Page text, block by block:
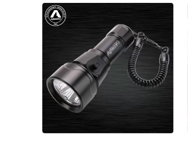
Σύστημα Φίλτρου Αέρα
Guardian Series Moisture